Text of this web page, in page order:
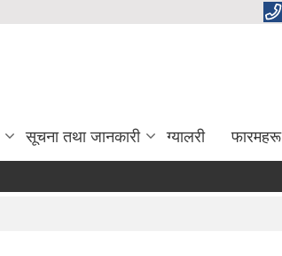
सूचना तथा जानकारी ग्यालरी फारमहरू